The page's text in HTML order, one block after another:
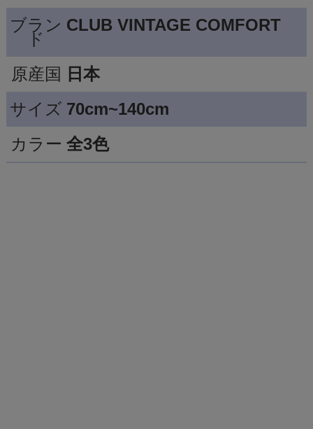
ブラン
ド
CLUB VINTAGE COMFORT
原産国 日本
サイズ 70cm~140cm
カラー 全3色